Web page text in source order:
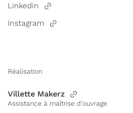
Linkedin
Instagram
Réalisation
Villette Makerz
Assistance à maîtrise d’ouvrage